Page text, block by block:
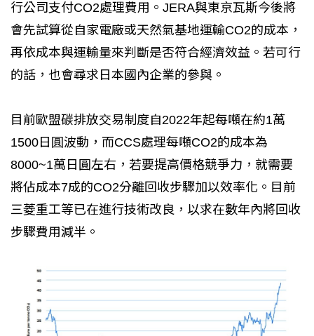
行公司支付CO2處理費用。JERA與東京瓦斯今後將
會先試算從自家電廠或天然氣基地運輸CO2的成本，
再依成本與運輸量來判斷是否符合經濟效益。若可行
的話，也會尋求日本國內企業的參與。
目前歐盟碳排放交易制度自2022年起每噸在約1萬
1500日圓波動，而CCS處理每噸CO2的成本為
8000~1萬日圓左右，若要提高價格競爭力，就需要
將佔成本7成的CO2分離回收步驟加以效率化。目前
三菱重工等已在進行技術改良，以求在數年內將回收
步驟費用減半。